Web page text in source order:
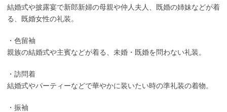
結婚式や披露宴で新郎新婦の母親や仲人夫人、既婚の姉妹などが着
る、既婚女性の礼装。
・色留袖
親族の結婚式や主賓などが着る、未婚・既婚を問わない礼装。
・訪問着
結婚式やパーティーなどで華やかに装いたい時の準礼装の着物。
・振袖